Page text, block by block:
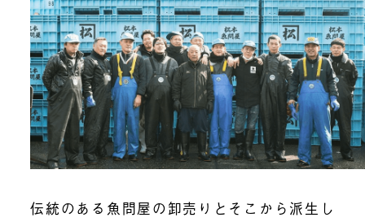
伝統のある魚問屋の卸売りとそこから派生し